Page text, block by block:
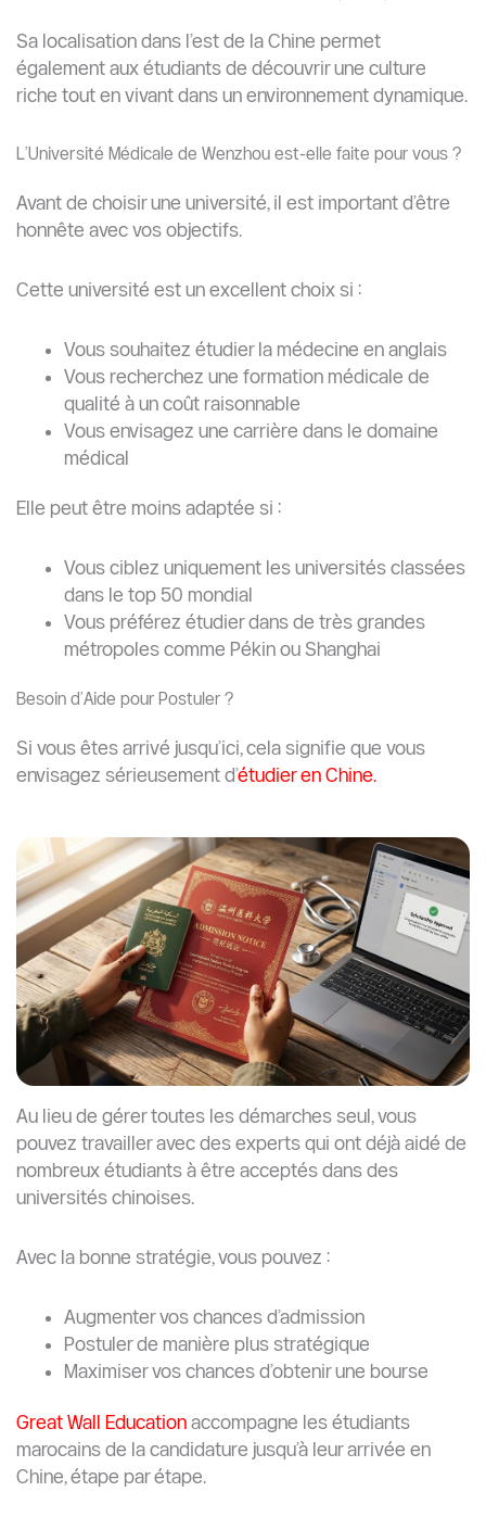
Sa localisation dans l’est de la Chine permet
également aux étudiants de découvrir une culture
riche tout en vivant dans un environnement dynamique.
L’Université Médicale de Wenzhou est-elle faite pour vous ?
Avant de choisir une université, il est important d’être
honnête avec vos objectifs.
Cette université est un excellent choix si :
Vous souhaitez étudier la médecine en anglais
Vous recherchez une formation médicale de
qualité à un coût raisonnable
Vous envisagez une carrière dans le domaine
médical
Elle peut être moins adaptée si :
Vous ciblez uniquement les universités classées
dans le top 50 mondial
Vous préférez étudier dans de très grandes
métropoles comme Pékin ou Shanghai
Besoin d’Aide pour Postuler ?
Si vous êtes arrivé jusqu’ici, cela signifie que vous
envisagez sérieusement d’étudier en Chine.
Au lieu de gérer toutes les démarches seul, vous
pouvez travailler avec des experts qui ont déjà aidé de
nombreux étudiants à être acceptés dans des
universités chinoises.
Avec la bonne stratégie, vous pouvez :
Augmenter vos chances d’admission
Postuler de manière plus stratégique
Maximiser vos chances d’obtenir une bourse
Great Wall Education accompagne les étudiants
marocains de la candidature jusqu’à leur arrivée en
Chine, étape par étape.